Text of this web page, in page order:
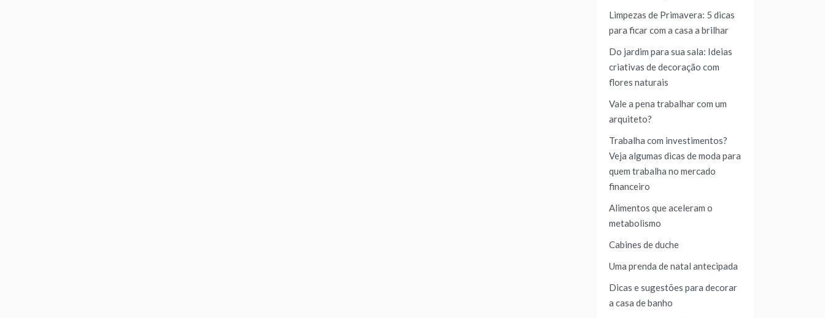
Limpezas de Primavera: 5 dicas
para ficar com a casa a brilhar
Do jardim para sua sala: Ideias
criativas de decoração com
flores naturais
Vale a pena trabalhar com um
arquiteto?
Trabalha com investimentos?
Veja algumas dicas de moda para
quem trabalha no mercado
financeiro
Alimentos que aceleram o
metabolismo
Cabines de duche
Uma prenda de natal antecipada
Dicas e sugestões para decorar
a casa de banho